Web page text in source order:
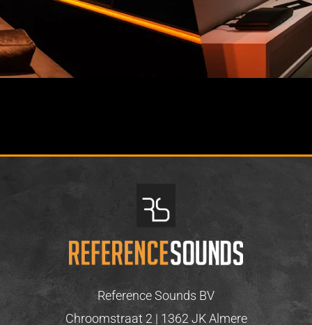
Reference Sounds BV
Chroomstraat 2 | 1362 JK Almere